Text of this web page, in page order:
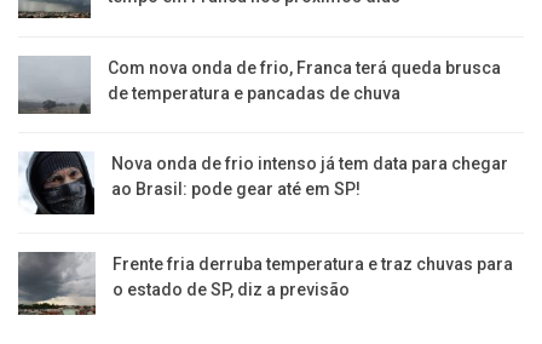
Com nova onda de frio, Franca terá queda brusca
de temperatura e pancadas de chuva
Nova onda de frio intenso já tem data para chegar
ao Brasil: pode gear até em SP!
Frente fria derruba temperatura e traz chuvas para
o estado de SP, diz a previsão